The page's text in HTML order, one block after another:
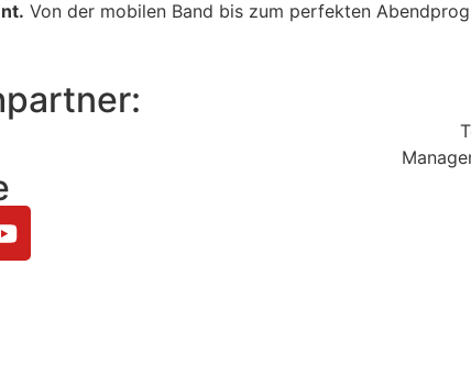
Von der mobilen Band bis zum perfekten